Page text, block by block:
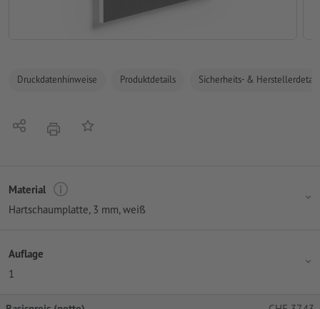
Druckdatenhinweise Produktdetails Sicherheits- &
Teilen DruckenAuf die Merkliste
Material
Hartschaumplatte, 3 mm, weiß
Auflage
1